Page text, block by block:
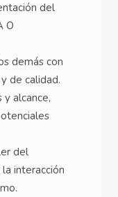
del
O
demás con
de calidad.
alcance,
del
interacción